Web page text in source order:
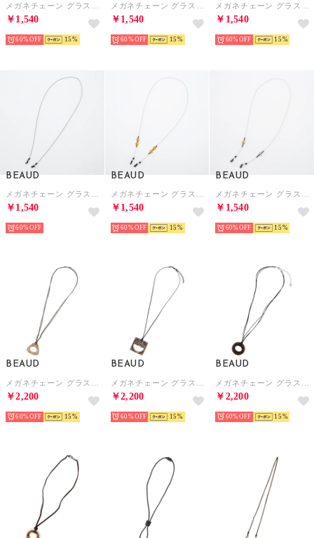
￥1,540
60% 15
￥1,540
60% 15
￥1,540
60% 15
BEAUD
￥1,540
60%
BEAUD
￥1,540
60% 15
BEAUD
￥1,540
60% 15
BEAUD
￥2,200
60% 15
BEAUD
￥2,200
60% 15
BEAUD
￥2,200
60% 15